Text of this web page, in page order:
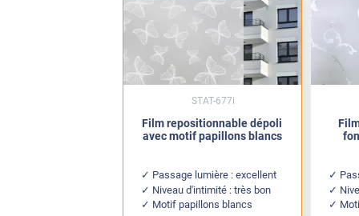
Film repositionnable dépoli
avec motif papillons blancs
Passage lumière : excellent
Niveau d'intimité : très bon
Motif papillons blancs
STAT-677i